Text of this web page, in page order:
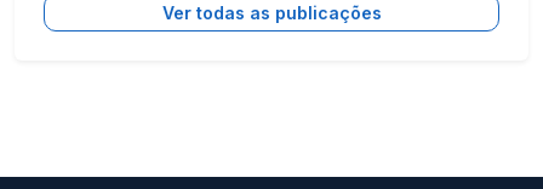
Ver todas as publicações